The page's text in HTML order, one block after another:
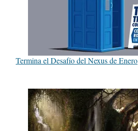
Termina el Desafío del Nexus de Enero